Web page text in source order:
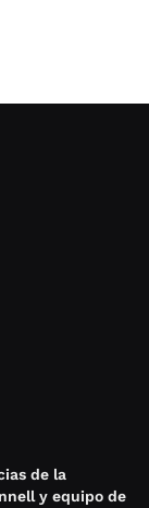
de la
y equipo de